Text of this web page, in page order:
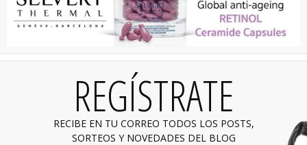
REGÍSTRATE
RECIBE EN TU CORREO TODOS LOS POSTS,
SORTEOS Y NOVEDADES DEL BLOG